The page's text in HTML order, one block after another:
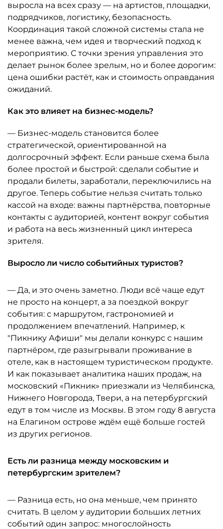
выросла на всех сразу — на артистов, площадки,
подрядчиков, логистику, безопасность.
Координация такой сложной системы стала не
менее важна, чем идея и творческий подход к
мероприятию. С точки зрения управления это
делает рынок более зрелым, но и более дорогим:
цена ошибки растёт, как и стоимость оправдания
ожиданий.
Как это влияет на бизнес-модель?
— Бизнес-модель становится более
стратегической, ориентированной на
долгосрочный эффект. Если раньше схема была
более простой и быстрой: сделали событие и
продали билеты, заработали, переключились на
другое. Теперь событие нельзя считать только
кассой на входе: важны партнёрства, повторные
контакты с аудиторией, контент вокруг события
и работа на весь жизненный цикл интереса
зрителя.
Выросло ли число событийных туристов?
— Да, и это очень заметно. Люди всё чаще едут
не просто на концерт, а за поездкой вокруг
события: с маршрутом, гастрономией и
продолжением впечатлений. Например, к
"Пикнику Афиши" мы делали конкурс с нашим
партнёром, где разыгрывали проживание в
отеле, как в настоящем туристическом продукте.
И как показывает аналитика наших продаж, на
московский «Пикник» приезжали из Челябинска,
Нижнего Новгорода, Твери, а на петербургский
едут в том числе из Москвы. В этом году 8 августа
на Елагином острове ждём ещё больше гостей
из других регионов.
Есть ли разница между московским и
петербургским зрителем?
— Разница есть, но она меньше, чем принято
считать. В целом у аудитории больших летних
событий один запрос: многослойность